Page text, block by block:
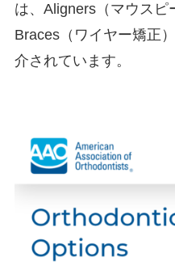
は、Aligners（マウスピ
Braces（ワイヤー矯正
介されています。